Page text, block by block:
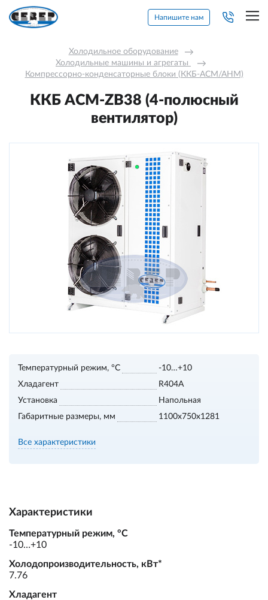
Напишите нам
Холодильное оборудование →
Холодильные машины и агрегаты →
Компрессорно-конденсаторные блоки (ККБ-АСМ/АНМ)
ККБ ACM-ZB38 (4-полюсный
вентилятор)
Температурный режим, °С
-10…+10
Хладагент
R404A
Установка
Напольная
Габаритные размеры, мм
1100х750х1281
Все характеристики
Характеристики
Температурный режим, °С
-10…+10
Холодопроизводительность, кВт*
7.76
Хладагент